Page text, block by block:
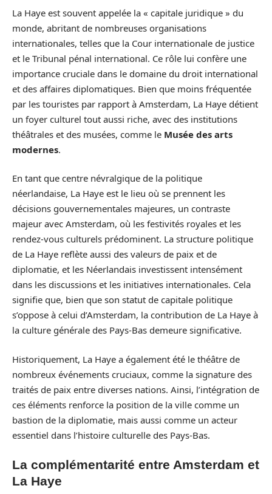
La Haye est souvent appelée la « capitale juridique » du
monde, abritant de nombreuses organisations
internationales, telles que la Cour internationale de justice
et le Tribunal pénal international. Ce rôle lui confère une
importance cruciale dans le domaine du droit international
et des affaires diplomatiques. Bien que moins fréquentée
par les touristes par rapport à Amsterdam, La Haye détient
un foyer culturel tout aussi riche, avec des institutions
théâtrales et des musées, comme le Musée des arts
modernes.
En tant que centre névralgique de la politique
néerlandaise, La Haye est le lieu où se prennent les
décisions gouvernementales majeures, un contraste
majeur avec Amsterdam, où les festivités royales et les
rendez-vous culturels prédominent. La structure politique
de La Haye reflète aussi des valeurs de paix et de
diplomatie, et les Néerlandais investissent intensément
dans les discussions et les initiatives internationales. Cela
signifie que, bien que son statut de capitale politique
s’oppose à celui d’Amsterdam, la contribution de La Haye à
la culture générale des Pays-Bas demeure significative.
Historiquement, La Haye a également été le théâtre de
nombreux événements cruciaux, comme la signature des
traités de paix entre diverses nations. Ainsi, l’intégration de
ces éléments renforce la position de la ville comme un
bastion de la diplomatie, mais aussi comme un acteur
essentiel dans l’histoire culturelle des Pays-Bas.
La complémentarité entre Amsterdam et
La Haye